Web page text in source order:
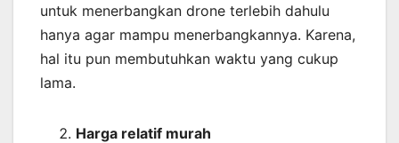
untuk menerbangkan drone terlebih dahulu
hanya agar mampu menerbangkannya. Karena,
hal itu pun membutuhkan waktu yang cukup
lama.
Harga relatif murah